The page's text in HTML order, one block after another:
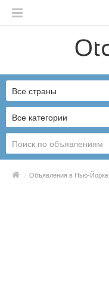
English
Русский
Українська
Все категории
Все страны
/ Объявления в Нью-Йорке